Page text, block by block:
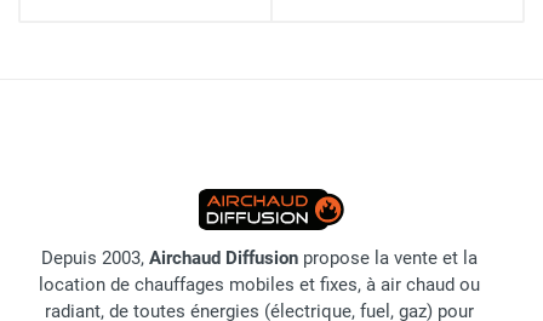
Depuis 2003, Airchaud Diffusion propose la vente et la
location de chauffages mobiles et fixes, à air chaud ou
radiant, de toutes énergies (électrique, fuel, gaz) pour